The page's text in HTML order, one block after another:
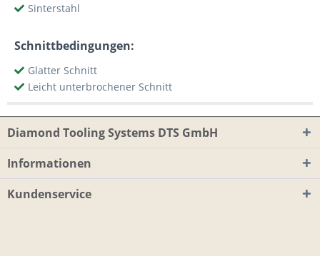
Sinterstahl
Schnittbedingungen:
Glatter Schnitt
Leicht unterbrochener Schnitt
Diamond Tooling Systems DTS GmbH
Informationen
Kundenservice